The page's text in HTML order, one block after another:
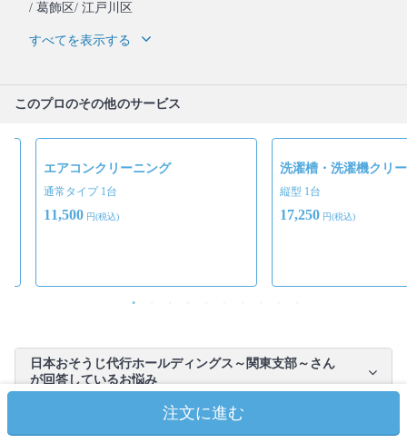
/ 葛飾区/ 江戸川区
すべてを表示する
このプロのその他のサービス
エアコンクリーニング
通常タイプ 1台
11,500 円(税込)
洗濯槽・洗濯機クリ
縦型 1台
17,250 円(税込)
日本おそうじ代行ホールディングス～関東支部～さん
が回答しているお悩み
同じエリアのキッチンクリーニングを探す
注文に進む